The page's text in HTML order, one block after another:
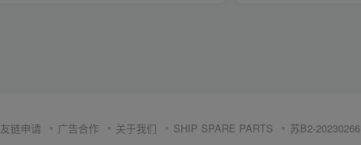
友链申请 广告合作 关于我们 SHIP SPARE PARTS 苏B2-20230266